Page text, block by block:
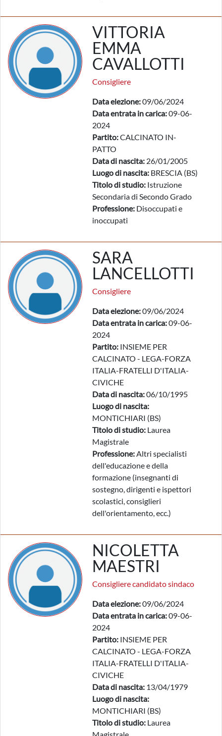
VITTORIA
EMMA
CAVALLOTTI
Consigliere
Data elezione:09/06/2024
Data entrata in carica:09-06-
2024
Partito:CALCINATO IN-
PATTO
Data di nascita: 26/01/2005
Luogo di nascita: BRESCIA (BS)
Titolo di studio: Istruzione
Secondaria di Secondo Grado
Professione: Disoccupati e
inoccupati
SARA
LANCELLOTTI
Consigliere
Data elezione:09/06/2024
Data entrata in carica:09-06-
2024
Partito: INSIEME PER
CALCINATO - LEGA-FORZA
ITALIA-FRATELLI D'ITALIA-
CIVICHE
Data di nascita:06/10/1995
Luogo di nascita:
MONTICHIARI (BS)
Titolo di studio: Laurea
Magistrale
Professione:Altri specialisti
dell'educazione e della
formazione (insegnanti di
sostegno, dirigenti e ispettori
scolastici, consiglieri
dell'orientamento, ecc.)
NICOLETTA
MAESTRI
Consigliere candidato sindaco
Data elezione:09/06/2024
Data entrata in carica:09-06-
2024
Partito: INSIEME PER
CALCINATO - LEGA-FORZA
ITALIA-FRATELLI D'ITALIA-
CIVICHE
Data di nascita: 13/04/1979
Luogo di nascita:
MONTICHIARI (BS)
Titolo di studio: Laurea